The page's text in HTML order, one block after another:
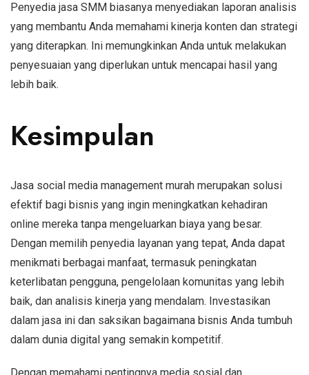
Penyedia jasa SMM biasanya menyediakan laporan analisis
yang membantu Anda memahami kinerja konten dan strategi
yang diterapkan. Ini memungkinkan Anda untuk melakukan
penyesuaian yang diperlukan untuk mencapai hasil yang
lebih baik.
Kesimpulan
Jasa social media management murah merupakan solusi
efektif bagi bisnis yang ingin meningkatkan kehadiran
online mereka tanpa mengeluarkan biaya yang besar.
Dengan memilih penyedia layanan yang tepat, Anda dapat
menikmati berbagai manfaat, termasuk peningkatan
keterlibatan pengguna, pengelolaan komunitas yang lebih
baik, dan analisis kinerja yang mendalam. Investasikan
dalam jasa ini dan saksikan bagaimana bisnis Anda tumbuh
dalam dunia digital yang semakin kompetitif.